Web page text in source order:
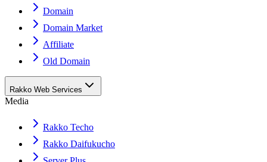
Domain
Domain Market
Affiliate
Old Domain
Rakko Web Services
Media
Rakko Techo
Rakko Daifukucho